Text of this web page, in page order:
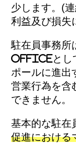
少します。(
利益及び損失
駐在員事務
Officeとして
ポールに進出
営業行為を含
できません。
基本的な駐在
促進における